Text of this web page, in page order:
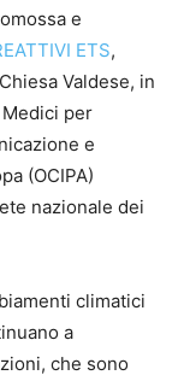
e
ETS,
Valdese, in
per
e
(OCIPA)
nazionale dei
climatici
a
che sono